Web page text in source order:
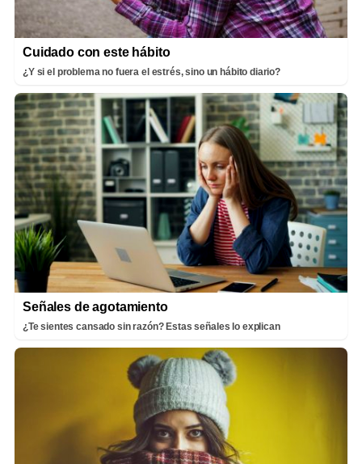
Cuidado con este hábito
¿Y si el problema no fuera el estrés, sino un hábito diario?
Señales de agotamiento
¿Te sientes cansado sin razón? Estas señales lo explican